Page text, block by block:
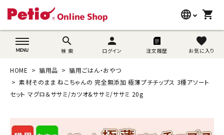
language
wovn-lang-name
shopping_cart
search
検 索
person
ログイン 注文履歴
favorite
お気に入り
search
猫用品
ブランド別に探す
HOME 猫用品
猫用ごはん・おやつ
素材そのまま ねこちゃんの 完全無添加 極薄プチチップス 3種アソート
セット マグロ＆ササミ/カツオ&ササミ/ササミ 20g